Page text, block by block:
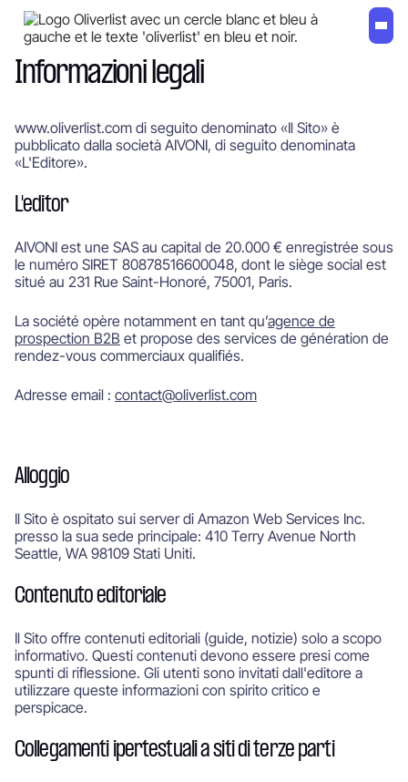
Informazioni legali
www.oliverlist.com di seguito denominato «Il Sito» è
pubblicato dalla società AIVONI, di seguito denominata
«L'Editore».
L'editor
AIVONI est une SAS au capital de 20.000 € enregistrée sous
le numéro SIRET 80878516600048, dont le siège social est
situé au 231 Rue Saint-Honoré, 75001, Paris.
La société opère notamment en tant qu’agence de
prospection B2B et propose des services de génération de
rendez-vous commerciaux qualifiés.
Adresse email : contact@oliverlist.com
Alloggio
Il Sito è ospitato sui server di Amazon Web Services Inc.
presso la sua sede principale: 410 Terry Avenue North
Seattle, WA 98109 Stati Uniti.
Contenuto editoriale
Il Sito offre contenuti editoriali (guide, notizie) solo a scopo
informativo. Questi contenuti devono essere presi come
spunti di riflessione. Gli utenti sono invitati dall'editore a
utilizzare queste informazioni con spirito critico e
perspicace.
Collegamenti ipertestuali a siti di terze parti